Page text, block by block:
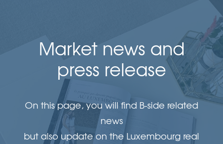
Market news and
press release
On this page, you will find B-side related
news
but also update on the Luxembourg real